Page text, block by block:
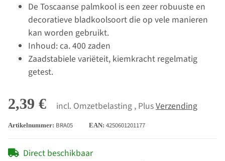
De Toscaanse palmkool is een zeer robuuste en
decoratieve bladkoolsoort die op vele manieren
kan worden gebruikt.
Inhoud: ca. 400 zaden
Zaadstabiele variëteit, kiemkracht regelmatig
getest.
2,39 € incl. Omzetbelasting , PlusVerzending
Artikelnummer: BRA05 EAN: 4250601201177
Direct beschikbaar